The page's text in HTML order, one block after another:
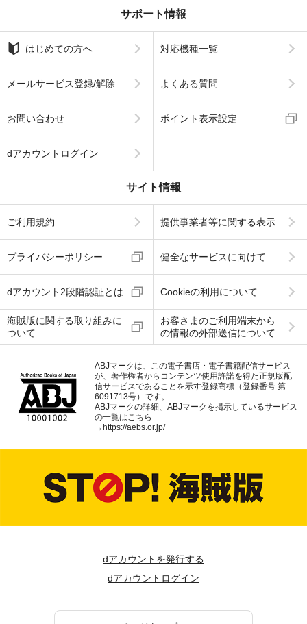
サポート情報
はじめての方へ 対応機種一覧
メールサービス登録/解除 よくある質問
お問い合わせ ポイント表示設定
dアカウントログイン
サイト情報
ご利用規約 提供事業者等に関する表示
プライバシーポリシー 健全なサービスに向けて
dアカウント2段階認証とは Cookieの利用について
海賊版に関する取り組みに
ついて
お客さまのご利用端末から
の情報の外部送信について
ABJマークは、この電子書店・電子書籍配信サービス
が、著作権者からコンテンツ使用許諾を得た正規版配
信サービスであることを示す登録商標（登録番号 第
6091713号）です。
ABJマークの詳細、ABJマークを掲示しているサービス
の一覧はこちら
→ https://aebs.or.jp/
dアカウントを発行する
dアカウントログイン